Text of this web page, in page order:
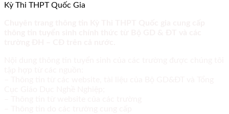
Kỳ Thi THPT Quốc Gia